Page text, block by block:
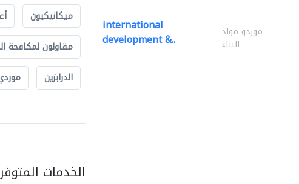
ميكانيكيون
مقاولون لمكافحة
الدرابزين
الخدمات
international
development &.. موردو مواد
البناء